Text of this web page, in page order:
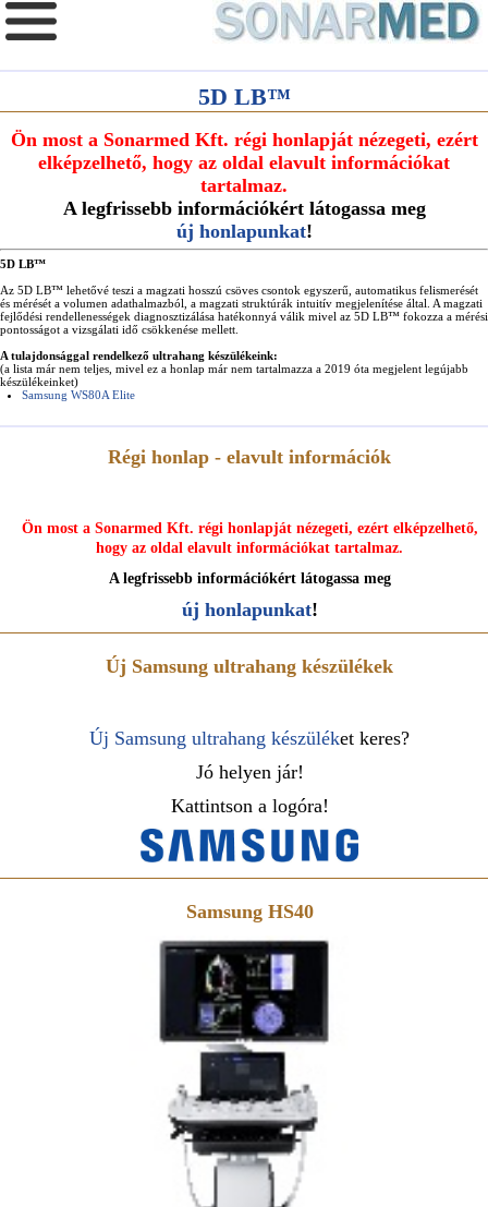
5D LB™
Ön most a Sonarmed Kft. régi honlapját nézegeti, ezért
elképzelhető, hogy az oldal elavult információkat
tartalmaz.
A legfrissebb információkért látogassa meg
új honlapunkat!
5D LB™
Az 5D LB™ lehetővé teszi a magzati hosszú csöves csontok egyszerű, automatikus felismerését
és mérését a volumen adathalmazból, a magzati struktúrák intuitív megjelenítése által. A magzati
fejlődési rendellenességek diagnosztizálása hatékonnyá válik mivel az 5D LB™ fokozza a mérési
pontosságot a vizsgálati idő csökkenése mellett.
A tulajdonsággal rendelkező ultrahang készülékeink:
(a lista már nem teljes, mivel ez a honlap már nem tartalmazza a 2019 óta megjelent legújabb
készülékeinket)
Samsung WS80A Elite
Régi honlap - elavult információk
Ön most a Sonarmed Kft. régi honlapját nézegeti, ezért elképzelhető,
hogy az oldal elavult információkat tartalmaz.
A legfrissebb információkért látogassa meg
új honlapunkat!
Új Samsung ultrahang készülékek
Új Samsung ultrahang készüléket keres?
Jó helyen jár!
Kattintson a logóra!
Samsung HS40